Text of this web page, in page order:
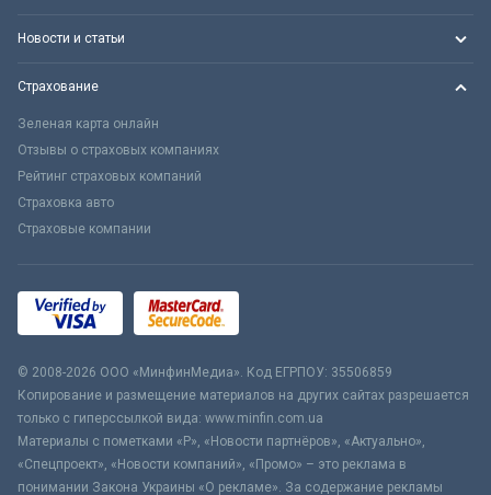
Новости и статьи
Страхование
Зеленая карта онлайн
Отзывы о страховых компаниях
Рейтинг страховых компаний
Страховка авто
Страховые компании
© 2008-2026 ООО «МинфинМедиа». Код ЕГРПОУ: 35506859
Копирование и размещение материалов на других сайтах разрешается
только с гиперссылкой вида: www.minfin.com.ua
Материалы с пометками «Р», «Новости партнёров», «Актуально»,
«Спецпроект», «Новости компаний», «Промо» – это реклама в
понимании Закона Украины «О рекламе». За содержание рекламы